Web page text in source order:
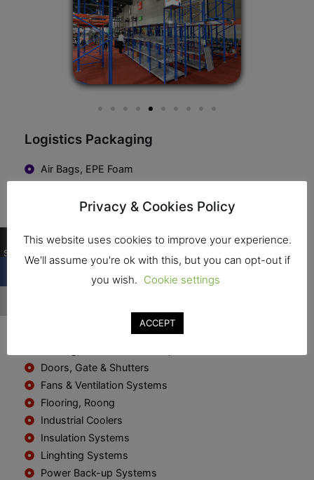
Logistics Packaging
Air Bags, EPE Foam
Drum Liner
Protective Packaging
Shrink Film
Strapping & Wrapping
Warehouse Infrastructure
Doors, Gate & Shutters
Fans & Ventilation Systems
Flooring, Roong
Industrial Coolers
Insulation Systems
Linghting Systems
Power Back-up Systems
Privacy & Cookies Policy
This website uses cookies to improve your experience.
We'll assume you're ok with this, but you can opt-out if
you wish. Cookie settings
ACCEPT
Shares